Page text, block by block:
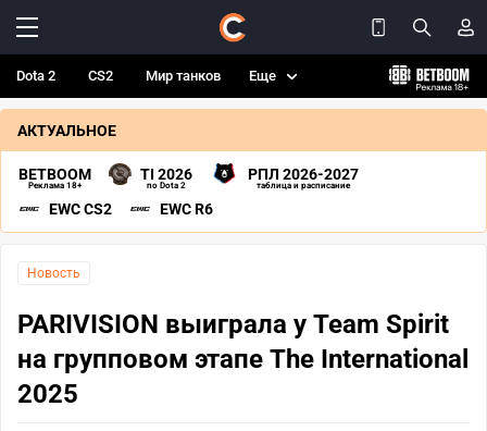
Dota 2 CS2 Мир танков Еще
АКТУАЛЬНОЕ
BETBOOM
Реклама 18+
TI 2026
по Dota 2
РПЛ 2026-2027
таблица и расписание
EWC CS2 EWC R6
Новость
PARIVISION выиграла у Team Spirit
на групповом этапе The International
2025